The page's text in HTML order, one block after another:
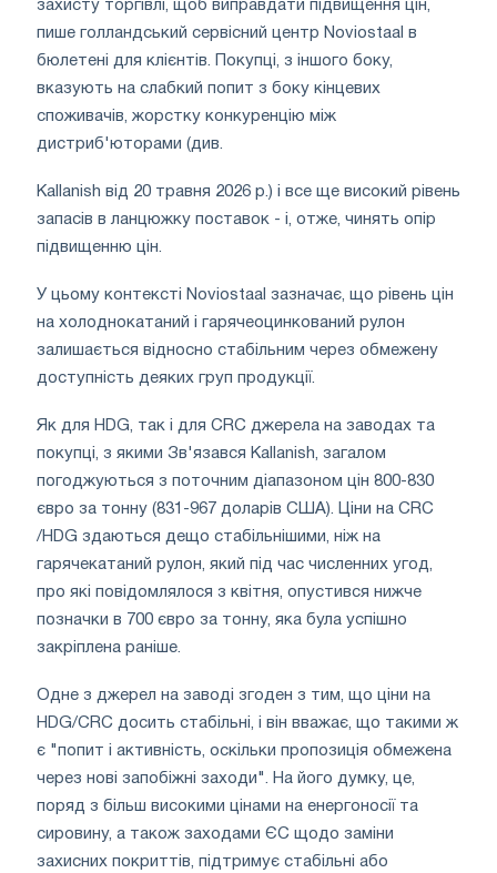
захисту торгівлі, щоб виправдати підвищення цін,
пише голландський сервісний центр Noviostaal в
бюлетені для клієнтів. Покупці, з іншого боку,
вказують на слабкий попит з боку кінцевих
споживачів, жорстку конкуренцію між
дистриб'юторами (див.
Kallanish від 20 травня 2026 р.) і все ще високий рівень
запасів в ланцюжку поставок - і, отже, чинять опір
підвищенню цін.
У цьому контексті Noviostaal зазначає, що рівень цін
на холоднокатаний і гарячеоцинкований рулон
залишається відносно стабільним через обмежену
доступність деяких груп продукції.
Як для HDG, так і для CRC джерела на заводах та
покупці, з якими Зв'язався Kallanish, загалом
погоджуються з поточним діапазоном цін 800-830
євро за тонну (831-967 доларів США). Ціни на CRC
/HDG здаються дещо стабільнішими, ніж на
гарячекатаний рулон, який під час численних угод,
про які повідомлялося з квітня, опустився нижче
позначки в 700 євро за тонну, яка була успішно
закріплена раніше.
Одне з джерел на заводі згоден з тим, що ціни на
HDG/CRC досить стабільні, і він вважає, що такими ж
є "попит і активність, оскільки пропозиція обмежена
через нові запобіжні заходи". На його думку, це,
поряд з більш високими цінами на енергоносії та
сировину, а також заходами ЄС щодо заміни
захисних покриттів, підтримує стабільні або